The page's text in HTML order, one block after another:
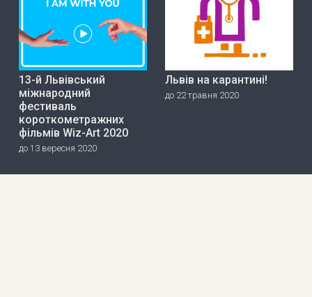
13-й Львівський
міжнародний
фестиваль
короткометражних
фільмів Wiz-Art 2020
до 13 вересня 2020
Львів на карантині!
до 22 травня 2020